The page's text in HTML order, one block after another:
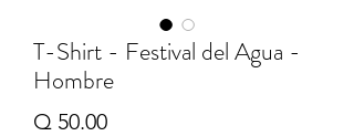
T-Shirt - Festival del Agua -
Hombre
Q 50.00Precio